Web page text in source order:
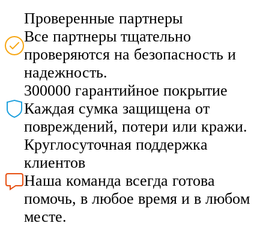
Проверенные партнеры
Все партнеры тщательно
проверяются на безопасность и
надежность.
300000 гарантийное покрытие
Каждая сумка защищена от
повреждений, потери или кражи.
Круглосуточная поддержка
клиентов
Наша команда всегда готова
помочь, в любое время и в любом
месте.